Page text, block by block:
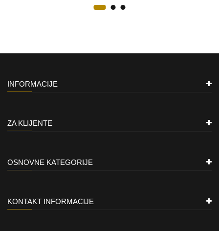
INFORMACIJE
ZA KLIJENTE
OSNOVNE KATEGORIJE
KONTAKT INFORMACIJE